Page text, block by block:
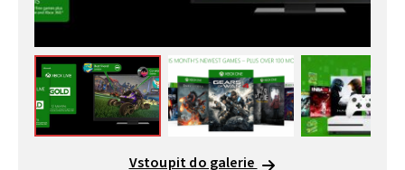
Vstoupit do galerie